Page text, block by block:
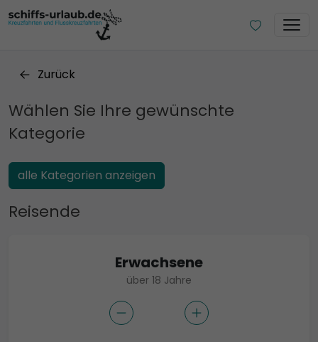
Zurück
Wählen Sie Ihre gewünschte
Kategorie
alle Kategorien anzeigen
Reisende
Erwachsene
über 18 Jahre